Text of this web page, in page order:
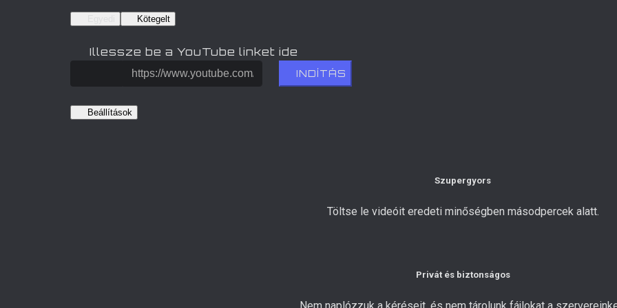
Kötegelt
Illessze be a YouTube linket ide
INDÍTÁS
Beállítások
Szupergyors
Töltse le videóit eredeti minőségben másodpercek alatt.
Privát és biztonságos